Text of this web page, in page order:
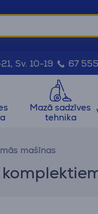
Sv. 10-19 67
Mazā sadzīves
tehnika
mašīnas